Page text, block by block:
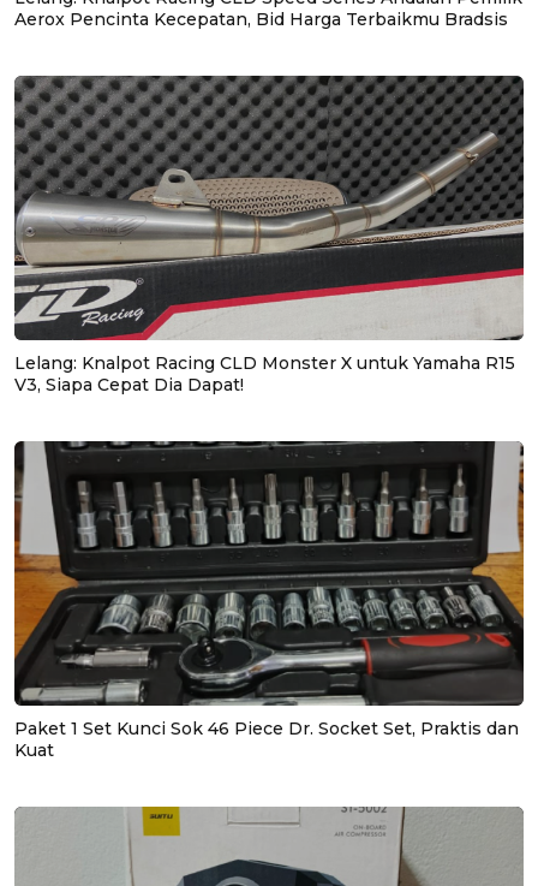
Aerox Pencinta Kecepatan, Bid Harga Terbaikmu Bradsis
Lelang: Knalpot Racing CLD Monster X untuk Yamaha R15
V3, Siapa Cepat Dia Dapat!
Paket 1 Set Kunci Sok 46 Piece Dr. Socket Set, Praktis dan
Kuat